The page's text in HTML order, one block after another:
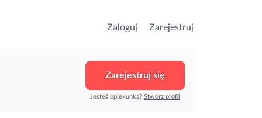
Zaloguj Zarejestruj
Zarejestruj się
Jesteś opiekunką? Stwórz profil